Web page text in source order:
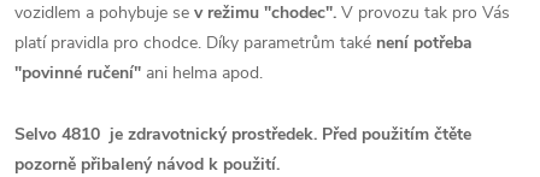
vozidlem a pohybuje se v režimu "chodec". V provozu tak pro Vás
platí pravidla pro chodce. Díky parametrům také není potřeba
"povinné ručení" ani helma apod.
Selvo 4810 je zdravotnický prostředek. Před použitím čtěte
pozorně přibalený návod k použití.